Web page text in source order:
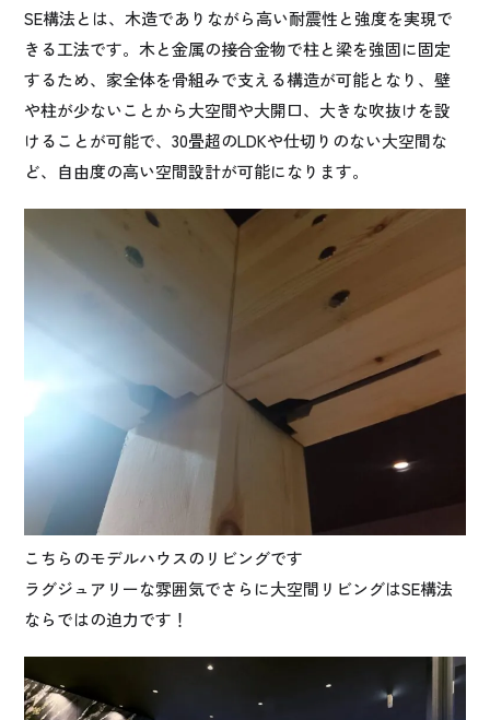
SE構法とは、木造でありながら高い耐震性と強度を実現で
きる工法です。木と金属の接合金物で柱と梁を強固に固定
するため、家全体を骨組みで支える構造が可能となり、 壁
や柱が少ないことから大空間や大開口、大きな吹抜けを設
けることが可能で、 30畳超のLDKや仕切りのない大空間な
ど、自由度の高い空間設計が可能になります。
こちらのモデルハウスのリビングです
ラグジュアリーな雰囲気でさらに大空間リビングはSE構法
ならではの迫力です！